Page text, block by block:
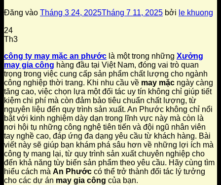
Đăng vào Tháng 3 24, 2025Tháng 7 11, 2025 bởi le khuong
24
Th3
công ty may mặc an phước là một trong những Xưởng
may gia công hàng đầu tại Việt Nam, đóng vai trò quan
trọng trong việc cung cấp sản phẩm chất lượng cho ngành
công nghiệp thời trang. Khi nhu cầu về may mặc ngày càng
tăng cao, việc chọn lựa một đối tác uy tín không chỉ giúp tiết
kiệm chi phí mà còn đảm bảo tiêu chuẩn chất lượng, từ
nguyên liệu đến quy trình sản xuất. An Phước không chỉ nổi
bật với kinh nghiệm dày dạn trong lĩnh vực này mà còn là
nơi hội tụ những công nghệ tiên tiến và đội ngũ nhân viên
tay nghề cao, đáp ứng đa dạng yêu cầu từ khách hàng. Bài
viết này sẽ giúp bạn khám phá sâu hơn về những lợi ích mà
công ty mang lại, từ quy trình sản xuất chuyên nghiệp cho
đến khả năng tùy biến sản phẩm theo yêu cầu. Hãy cùng tìm
hiểu cách mà An Phước có thể trở thành đối tác lý tưởng
cho các dự án may gia công của bạn.